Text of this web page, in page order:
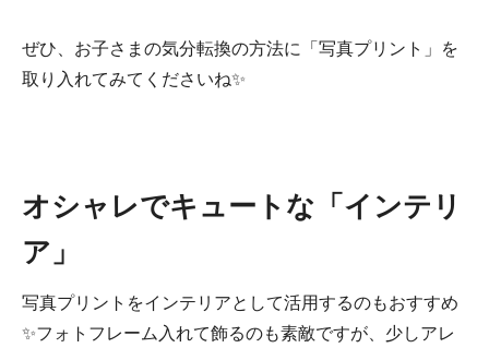
ぜひ、お子さまの気分転換の方法に「写真プリント」を
取り入れてみてくださいね✨
オシャレでキュートな「インテリ
ア」
写真プリントをインテリアとして活用するのもおすすめ
✨フォトフレーム入れて飾るのも素敵ですが、少しアレ